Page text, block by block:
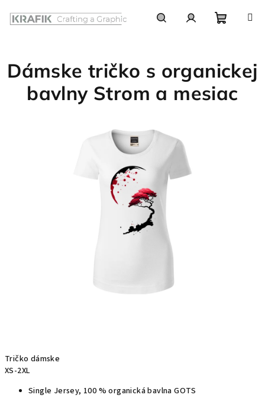
košík
Tričko dámske
XS-2XL
Single Jersey, 100 % organická bavlna GOTS
Dámske tričko s organickej
bavlny Strom a mesiac